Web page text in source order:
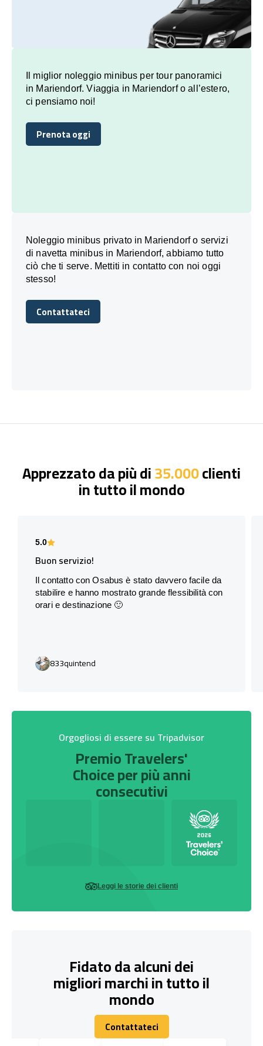
Il miglior noleggio minibus per tour panoramici
in Mariendorf. Viaggia in Mariendorf o all’estero,
ci pensiamo noi!
Prenota oggi
Prenota oggi
Noleggio minibus privato in Mariendorf o servizi
di navetta minibus in Mariendorf, abbiamo tutto
ciò che ti serve. Mettiti in contatto con noi oggi
stesso!
Contattateci
Contattateci
Apprezzato da più di35.000clienti
in tutto il mondo
5.0
Buon servizio!
Il contatto con Osabus è stato davvero facile da
stabilire e hanno mostrato grande flessibilità con
orari e destinazione 🙂
833quintend
Orgogliosi di essere su Tripadvisor
Premio Travelers'
Choice per più anni
consecutivi
Leggi le storie dei clienti
Fidato da alcuni dei
migliori marchi in tutto il
mondo
Contattateci
Contattateci